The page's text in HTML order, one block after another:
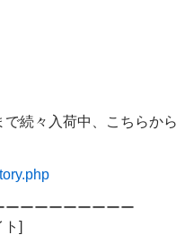
続々入荷中、こちらから
ーーーーーーーー
]